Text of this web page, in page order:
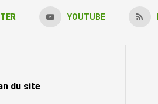
YOUTUBE
du site